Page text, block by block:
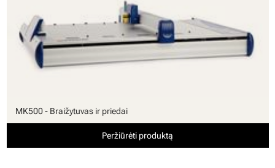
MK500 - Braižytuvas ir priedai
Peržiūrėti produktą